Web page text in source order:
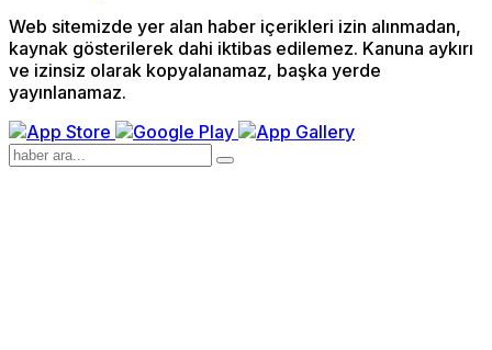
Web sitemizde yer alan haber içerikleri izin alınmadan,
kaynak gösterilerek dahi iktibas edilemez. Kanuna aykırı
ve izinsiz olarak kopyalanamaz, başka yerde
yayınlanamaz.